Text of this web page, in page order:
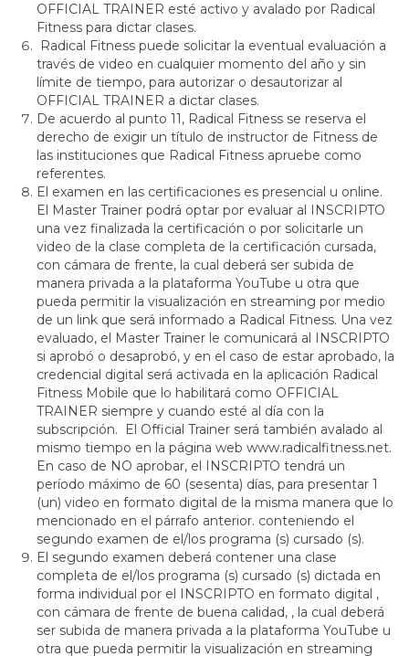
OFFICIAL TRAINER esté activo y avalado por Radical
Fitness para dictar clases.
Radical Fitness puede solicitar la eventual evaluación a
través de video en cualquier momento del año y sin
límite de tiempo, para autorizar o desautorizar al
OFFICIAL TRAINER a dictar clases.
De acuerdo al punto 11, Radical Fitness se reserva el
derecho de exigir un título de instructor de Fitness de
las instituciones que Radical Fitness apruebe como
referentes.
El examen en las certificaciones es presencial u online.
El Master Trainer podrá optar por evaluar al INSCRIPTO
una vez finalizada la certificación o por solicitarle un
video de la clase completa de la certificación cursada,
con cámara de frente, la cual deberá ser subida de
manera privada a la plataforma YouTube u otra que
pueda permitir la visualización en streaming por medio
de un link que será informado a Radical Fitness. Una vez
evaluado, el Master Trainer le comunicará al INSCRIPTO
si aprobó o desaprobó, y en el caso de estar aprobado, la
credencial digital será activada en la aplicación Radical
Fitness Mobile que lo habilitará como OFFICIAL
TRAINER siempre y cuando esté al día con la
subscripción. El Official Trainer será también avalado al
mismo tiempo en la página web www.radicalfitness.net.
En caso de NO aprobar, el INSCRIPTO tendrá un
período máximo de 60 (sesenta) días, para presentar 1
(un) video en formato digital de la misma manera que lo
mencionado en el párrafo anterior. conteniendo el
segundo examen de el/los programa (s) cursado (s).
El segundo examen deberá contener una clase
completa de el/los programa (s) cursado (s) dictada en
forma individual por el INSCRIPTO en formato digital ,
con cámara de frente de buena calidad, , la cual deberá
ser subida de manera privada a la plataforma YouTube u
otra que pueda permitir la visualización en streaming